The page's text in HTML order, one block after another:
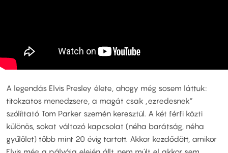
A legendás Elvis Presley élete, ahogy még sosem láttuk:
titokzatos menedzsere, a magát csak „ezredesnek”
szólíttató Tom Parker szemén keresztül. A két férfi közti
különös, sokat változó kapcsolat (néha barátság, néha
gyűlölet) több mint 20 évig tartott. Akkor kezdődött, amikor